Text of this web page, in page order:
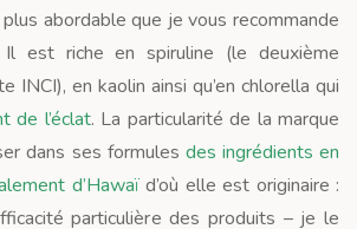
abordable que je vous recommande
Il est riche en spiruline (le deuxième
INCI), en kaolin ainsi qu’en chlorella qui
de l’éclat. La particularité de la marque
dans ses formules des ingrédients en
d’Hawaïd’où elle est originaire :
particulière des produits – je le